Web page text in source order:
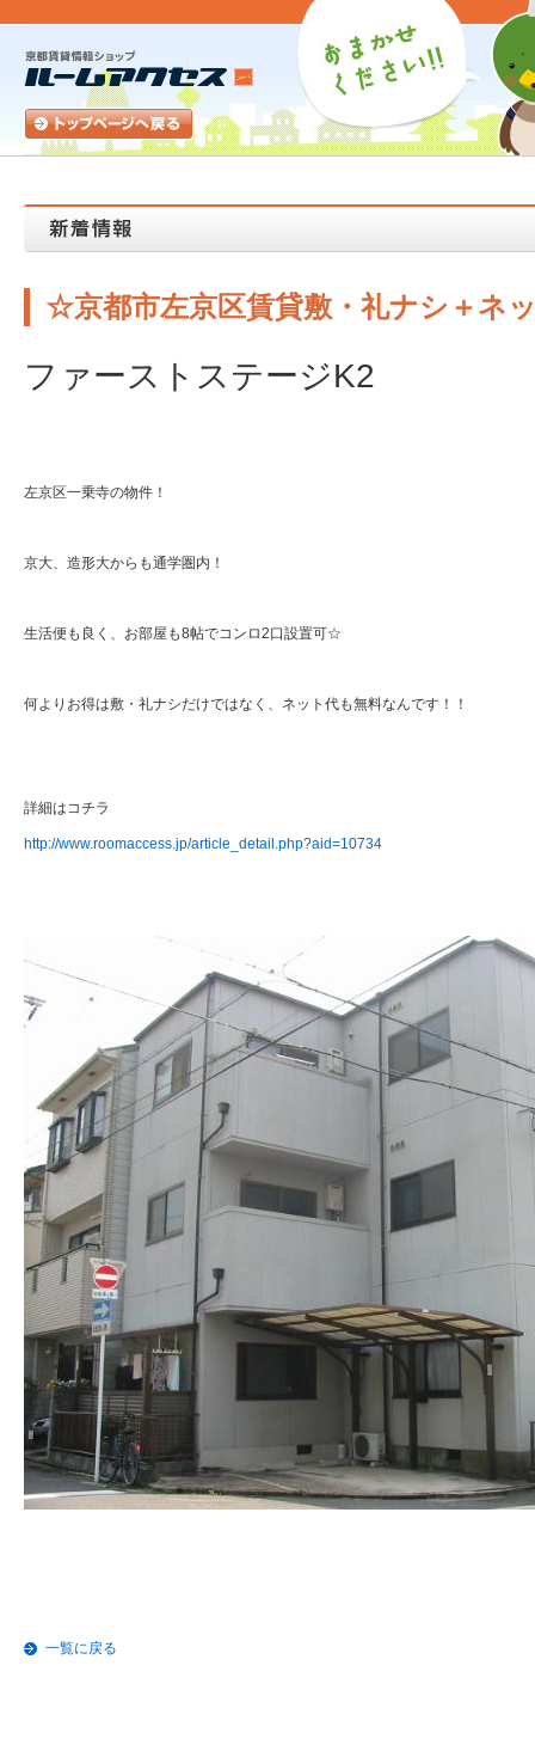
☆京都市左京区賃貸敷・礼ナシ＋ネ
ファーストステージK2
左京区一乗寺の物件！
京大、造形大からも通学圏内！
生活便も良く、お部屋も8帖でコンロ2口設置可☆
何よりお得は敷・礼ナシだけではなく、ネット代も無料なんです！！
詳細はコチラ
http://www.roomaccess.jp/article_detail.php?aid=10734
一覧に戻る